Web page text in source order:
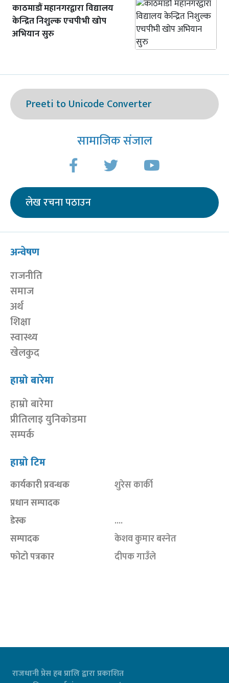
काठमाडौं महानगरद्वारा विद्यालय
केन्द्रित निशुल्क एचपीभी खोप
अभियान सुरु
Preeti to Unicode Converter
सामाजिक संजाल
लेख रचना पठाउन
अन्वेषण
राजनीति
समाज
अर्थ
शिक्षा
स्वास्थ्य
खेलकुद
हाम्रो बारेमा
हाम्रो बारेमा
प्रीतिलाइ युनिकोडमा
सम्पर्क
हाम्रो टिम
कार्यकारी प्रवन्धक
शुरेस कार्की
प्रधान सम्पादक
डेस्क
....
सम्पादक
केशव कुमार बस्नेत
फोटो पत्रकार
दीपक गाउँले
राजधानी प्रेस हब प्रालि द्वारा प्रकाशित